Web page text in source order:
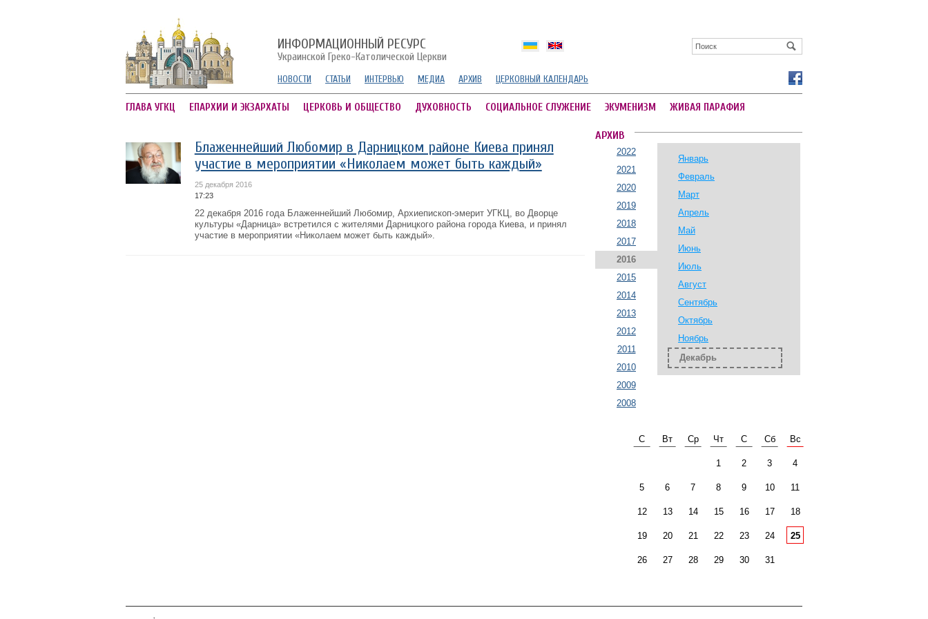
ИНФОРМАЦИОННЫЙ РЕСУРС
Украинской Греко-Католической Церкви
НОВОСТИ СТАТЬИ ИНТЕРВЬЮ МЕДИА АРХИВ ЦЕРКОВНЫЙ КАЛЕНДАРЬ
ГЛАВА УГКЦ ЕПАРХИИ И ЭКЗАРХАТЫ ЦЕРКОВЬ И ОБЩЕСТВО ДУХОВНОСТЬ СОЦИАЛЬНОЕ СЛУЖЕНИЕ ЭКУМЕНИЗМ ЖИВАЯ ПАРАФИЯ
Блаженнейший Любомир в Дарницком районе Киева принял
участие в мероприятии «Николаем может быть каждый»
25 декабря 2016
17:23
22 декабря 2016 года Блаженнейший Любомир, Архиепископ-эмерит УГКЦ, во Дворце
культуры «Дарница» встретился с жителями Дарницкого района города Киева, и принял
участие в мероприятии «Николаем может быть каждый».
АРХИВ
2022
2021
2020
2019
2018
2017
2016
2015
2014
2013
2012
2011
2010
2009
2008
Январь
Февраль
Март
Апрель
Май
Июнь
Июль
Август
Сентябрь
Октябрь
Ноябрь
Декабрь
С Вт Ср Чт С Сб Вс
1 2 3 4
5 6 7 8 9 10 11
12 13 14 15 16 17 18
19 20 21 22 23 24 25
26 27 28 29 30 31